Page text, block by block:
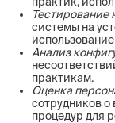
Тестирование
системы на
Анализ
практикам.
Оценка
сотрудников о
процедур для